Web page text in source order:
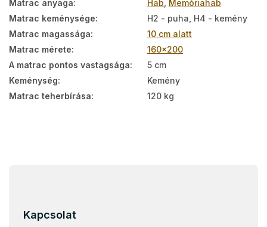
Matrac anyaga: Hab Memóriahab
Matrac keménysége:
H2 - puha, H4 - kemény
Matrac magassága:
10 cm alatt
Matrac mérete:
160x200
A matrac pontos vastagsága:
5 cm
Keménység:
Kemény
Matrac teherbírása: 120 kg
Kapcsolat